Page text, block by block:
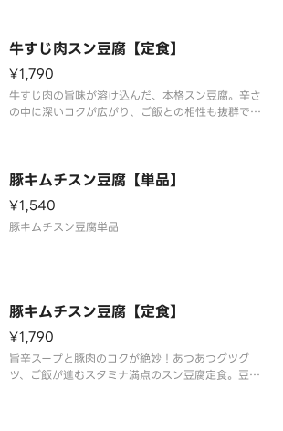
牛すじ肉スン豆腐【定食】
¥1,790
牛すじ肉の旨味が溶け込んだ、本格スン豆腐。辛さ
の中に深いコクが広がり、ご飯との相性も抜群で
豚キムチスン豆腐【単品】
¥1,540
豚キムチスン豆腐単品
豚キムチスン豆腐【定食】
¥1,790
旨辛スープと豚肉のコクが絶妙！あつあつグツグ
ツ、ご飯が進むスタミナ満点のスン豆腐定食。豆腐